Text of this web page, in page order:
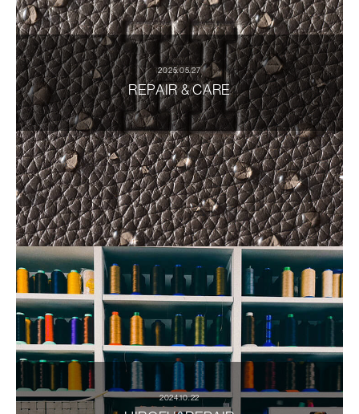
2025.05.27
REPAIR & CARE
2024.10.22